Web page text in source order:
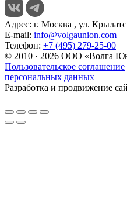
Адрес: г. Москва , ул.
E-mail: info@volgaunion.com
Телефон: +7 (495) 279-25-00
© 2010 · 2026 ООО «Волга
Пользовательское соглашение
персональных данных
Разработка и продвижение